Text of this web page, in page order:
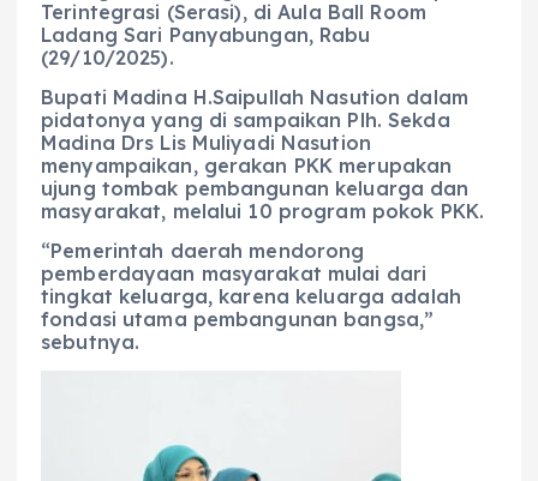
Terintegrasi (Serasi), di Aula Ball Room
Ladang Sari Panyabungan, Rabu
(29/10/2025).
Bupati Madina H.Saipullah Nasution dalam
pidatonya yang di sampaikan Plh. Sekda
Madina Drs Lis Muliyadi Nasution
menyampaikan, gerakan PKK merupakan
ujung tombak pembangunan keluarga dan
masyarakat, melalui 10 program pokok PKK.
“Pemerintah daerah mendorong
pemberdayaan masyarakat mulai dari
tingkat keluarga, karena keluarga adalah
fondasi utama pembangunan bangsa,”
sebutnya.